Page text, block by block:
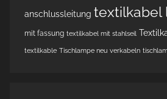
anschlussleitung textilkabel
mit fassung textilkabel mit stahlseil
textilkable Tischlampe neu verkabeln